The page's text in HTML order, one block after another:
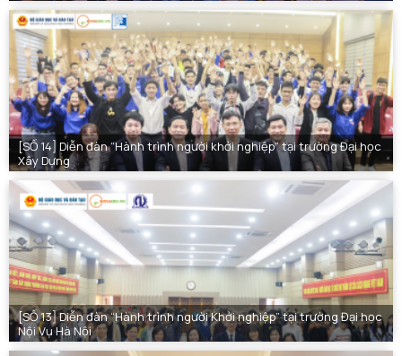
[SỐ 14] Diễn đàn “Hành trình người khởi nghiệp” tại trường Đại học
Xây Dựng
[SỐ 13] Diễn đàn “Hành trình người Khởi nghiệp” tại trường Đại học
Nội Vụ Hà Nội